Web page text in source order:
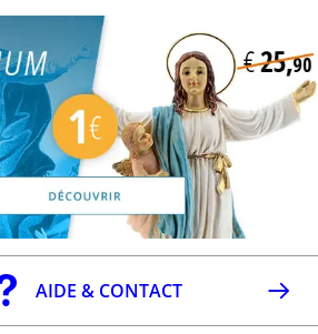
AIDE & CONTACT